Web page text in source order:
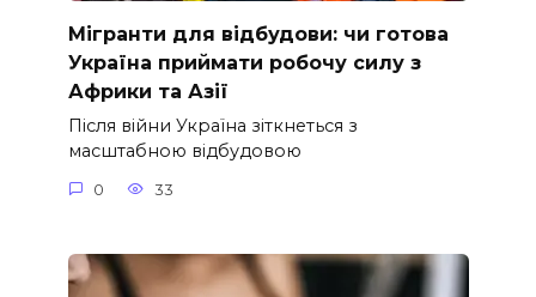
Мігранти для відбудови: чи готова
Україна приймати робочу силу з
Африки та Азії
Після війни Україна зіткнеться з
масштабною відбудовою
0 33